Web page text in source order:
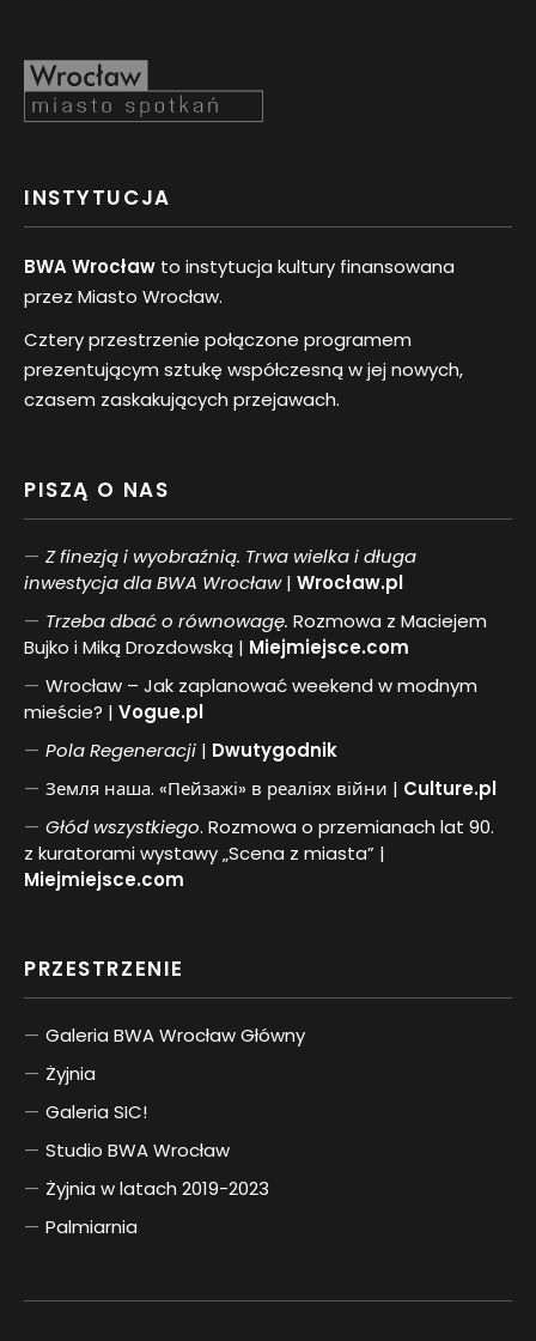
INSTYTUCJA
BWA Wrocław to instytucja kultury finansowana
przez Miasto Wrocław.
Cztery przestrzenie połączone programem
prezentującym sztukę współczesną w jej nowych,
czasem zaskakujących przejawach.
PISZĄ O NAS
Z finezją i wyobraźnią. Trwa wielka i długa
inwestycja dla BWA Wrocław| Wrocław.pl
Trzeba dbać o równowagę. Rozmowa z Maciejem
Bujko i Miką Drozdowską | Miejmiejsce.com
Wrocław – Jak zaplanować weekend w modnym
mieście? | Vogue.pl
PolaRegeneracji | Dwutygodnik
Земля наша. «Пейзажі» в реаліях війни | Culture.pl
Głód wszystkiego. Rozmowa o przemianach lat 90.
z kuratorami wystawy „Scena z miasta” |
Miejmiejsce.com
PRZESTRZENIE
Galeria BWA Wrocław Główny
Żyjnia
Galeria SIC!
Studio BWA Wrocław
Żyjnia w latach 2019-2023
Palmiarnia